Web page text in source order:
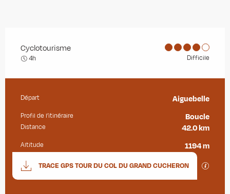
Cyclotourisme
4h Difficile
Informations pratiques
Départ Aiguebelle
Profil de l’itinéraire Boucle
Distance 42.0 km
Altitude 1194 m
Documentation
TRACE GPS TOUR DU COL DU GRAND CUCHERON